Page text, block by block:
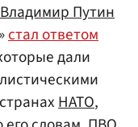
Владимир Путин
стал ответом
дали
НАТО,